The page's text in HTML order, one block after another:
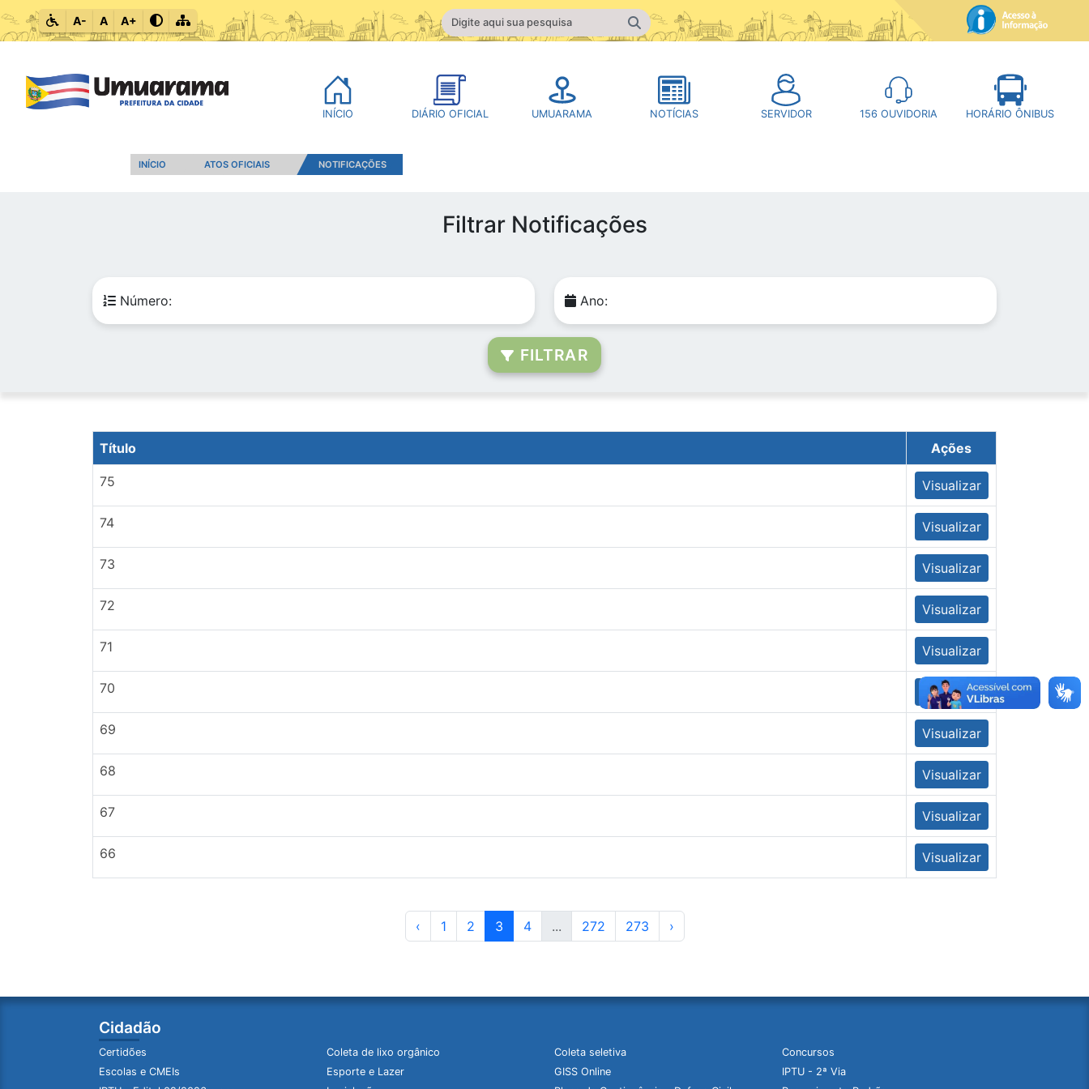
A- A A+
INÍCIO DIÁRIO OFICIAL UMUARAMA NOTÍCIAS SERVIDOR 156 OUVIDORIA HORÁRIO ÔNIBUS
INÍCIO ATOS OFICIAIS NOTIFICAÇÕES
Filtrar Notificações
Número: Ano:
FILTRAR
Título Ações
75 Visualizar
74 Visualizar
73 Visualizar
72 Visualizar
71 Visualizar
70 Visualizar
69 Visualizar
68 Visualizar
67 Visualizar
66 Visualizar
‹ 1 2 3 4 ... 272 273 ›
Cidadão
Certidões Coleta de lixo orgânico Coleta seletiva
Concursos
Escolas e CMEIs
Esporte e Lazer GISS Online
IPTU - 2ª Via